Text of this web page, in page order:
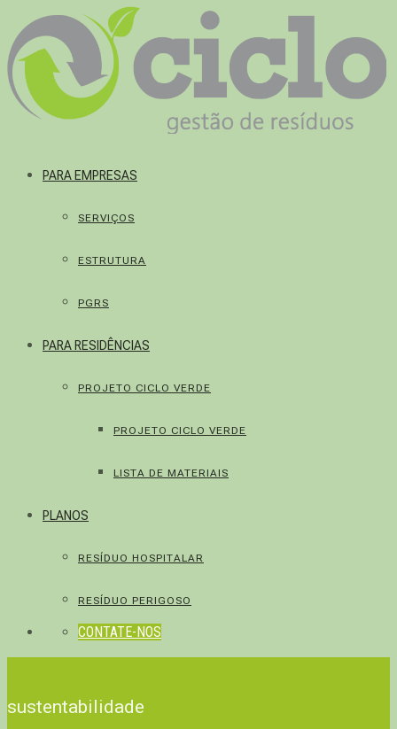
PARA EMPRESAS
SERVIÇOS
ESTRUTURA
PGRS
PARA RESIDÊNCIAS
PROJETO CICLO VERDE
PROJETO CICLO VERDE
LISTA DE MATERIAIS
PLANOS
RESÍDUO HOSPITALAR
RESÍDUO PERIGOSO
CONTATE-NOS
sustentabilidade